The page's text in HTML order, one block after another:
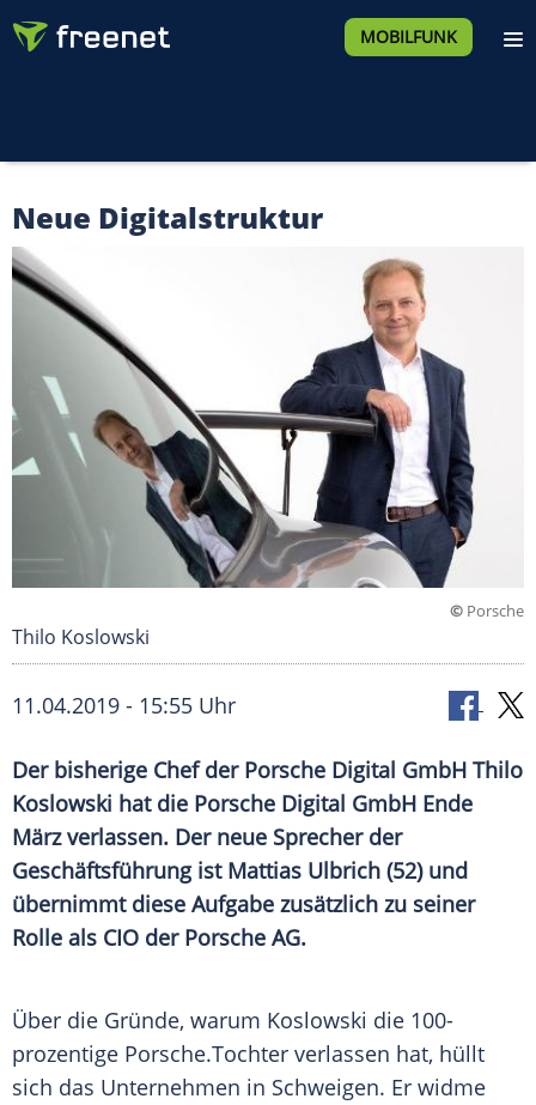
MOBILFUNK
Neue Digitalstruktur
© Porsche
Thilo Koslowski
11.04.2019 - 15:55 Uhr
Der bisherige Chef der Porsche Digital GmbH Thilo
Koslowski hat die Porsche Digital GmbH Ende
März verlassen. Der neue Sprecher der
Geschäftsführungist Mattias Ulbrich (52) und
übernimmt diese Aufgabe zusätzlich zu seiner
Rolle als CIO der Porsche AG.
Über die Gründe, warum Koslowski die 100-
prozentige Porsche.Tochter verlassen hat, hüllt
sich das Unternehmen in Schweigen. Er widme